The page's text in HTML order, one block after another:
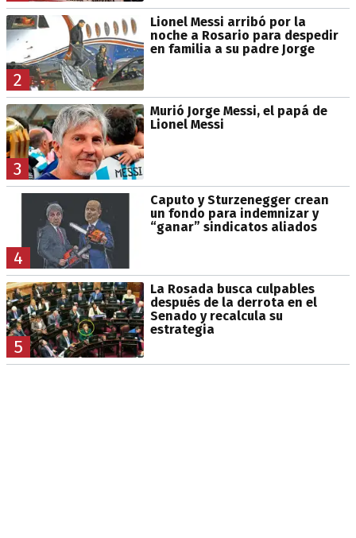
2
Lionel Messi arribó por la
noche a Rosario para despedir
en familia a su padre Jorge
3
Murió Jorge Messi, el papá de
Lionel Messi
4
Caputo y Sturzenegger crean
un fondo para indemnizar y
“ganar” sindicatos aliados
5
La Rosada busca culpables
después de la derrota en el
Senado y recalcula su
estrategia